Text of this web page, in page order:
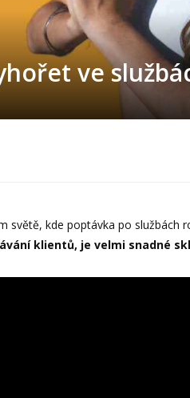
ve
světě, kde poptávka po službách
klientů, je velmi snadné